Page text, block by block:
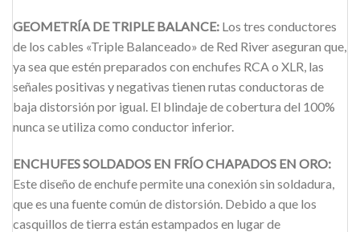
GEOMETRÍA DE TRIPLE BALANCE: Los tres conductores
de los cables «Triple Balanceado» de Red River aseguran que,
ya sea que estén preparados con enchufes RCA o XLR, las
señales positivas y negativas tienen rutas conductoras de
baja distorsión por igual. El blindaje de cobertura del 100%
nunca se utiliza como conductor inferior.
ENCHUFES SOLDADOS EN FRÍO CHAPADOS EN ORO:
Este diseño de enchufe permite una conexión sin soldadura,
que es una fuente común de distorsión. Debido a que los
casquillos de tierra están estampados en lugar de